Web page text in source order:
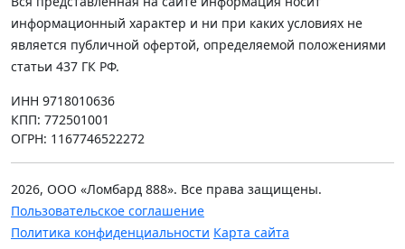
информационный характер и ни при каких условиях не
является публичной офертой, определяемой положениями
статьи 437 ГК РФ.
ИНН 9718010636
КПП: 772501001
ОГРН: 1167746522272
2026, ООО «Ломбард 888». Все права защищены.
Пользовательское соглашение
Политика конфиденциальности Карта сайта